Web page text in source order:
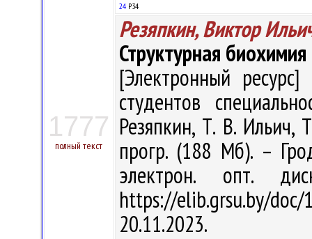
1777
полный текст
24 Р34
Резяпкин, Виктор
Структурная биохимия
[Электронный
студентов
Резяпкин, Т. В. Ильич,
прогр. (188 Мб). –
электрон. опт.
https://elib.grsu.by/
20.11.2023.